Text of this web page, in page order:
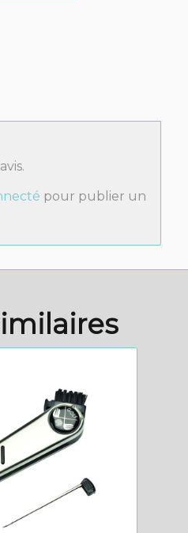
pour publier un